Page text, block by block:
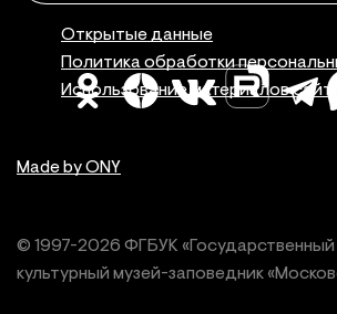
Made by ONY
© 1997-2026 ФГБУК
культурный музей-заповедник
Правовая
Открытые данные
Политика обработки
Использование материалов